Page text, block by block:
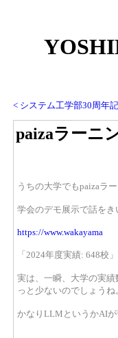
< システム工学部30周年
paizaラーニ
うちの大学でもpaizaラ
学会のデモ展示で話を
https://www.wakayama
「2024年度実績: 648校
実は、一瞬、大学の実
っと少ないのでしょうね
かなりLLMというかAI